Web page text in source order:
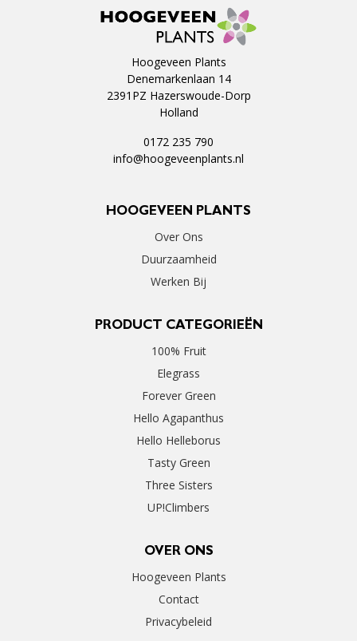
Hoogeveen Plants
Denemarkenlaan 14
2391PZ Hazerswoude-Dorp
Holland
0172 235 790
info@hoogeveenplants.nl
HOOGEVEEN PLANTS
Over Ons
Duurzaamheid
Werken Bij
PRODUCT CATEGORIEËN
100% Fruit
Elegrass
Forever Green
Hello Agapanthus
Hello Helleborus
Tasty Green
Three Sisters
UP!Climbers
OVER ONS
Hoogeveen Plants
Contact
Privacybeleid